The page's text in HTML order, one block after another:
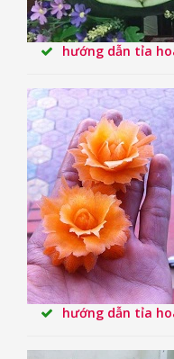
hướng dẫn tỉa
hướng dẫn tỉa